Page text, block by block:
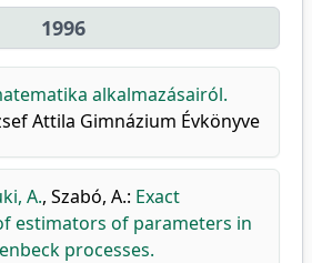
1996
alkalmazásairól.
Attila Gimnázium Évkönyve
A., Szabó, A.: Exact
estimators of parameters in
processes.